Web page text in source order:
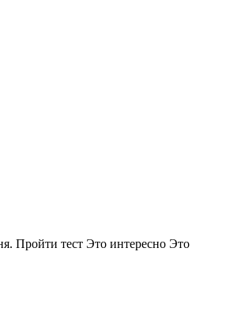
Пройти тест Это интересно Это